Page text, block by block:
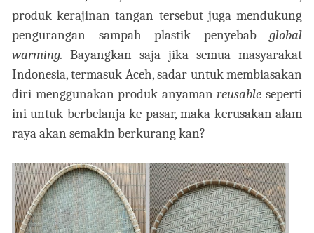
produk kerajinan tangan tersebut juga mendukung
pengurangan sampah plastik penyebab global
warming. Bayangkan saja jika semua masyarakat
Indonesia, termasuk Aceh, sadar untuk membiasakan
diri menggunakan produk anyamanreusable seperti
ini untuk berbelanja ke pasar, maka kerusakan alam
raya akan semakin berkurang kan?